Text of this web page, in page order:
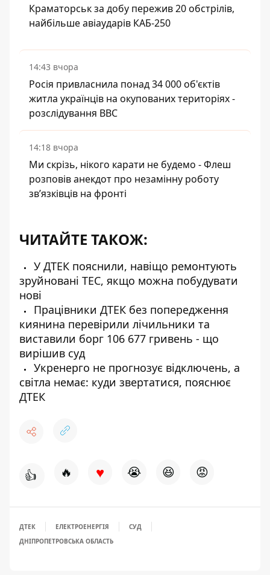
Краматорськ за добу пережив 20 обстрілів,
найбільше авіаударів КАБ-250
14:43 вчора
Росія привласнила понад 34 000 об'єктів
житла українців на окупованих територіях -
розслідування BBC
14:18 вчора
Ми скрізь, нікого карати не будемо - Флеш
розповів анекдот про незамінну роботу
зв’язківців на фронті
ЧИТАЙТЕ ТАКОЖ:
У ДТЕК пояснили, навіщо ремонтують
зруйновані ТЕС, якщо можна побудувати
нові
Працівники ДТЕК без попередження
киянина перевірили лічильники та
виставили борг 106 677 гривень - що
вирішив суд
Укренерго не прогнозує відключень, а
світла немає: куди звертатися, пояснює
ДТЕК
👍 🔥 ♥ 😭 😆 😡
ДТЕК ЕЛЕКТРОЕНЕРГІЯ
СУД
ДНІПРОПЕТРОВСЬКА ОБЛАСТЬ